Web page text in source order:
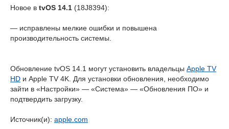
Новое в tvOS 14.1 (18J8394):
— исправлены мелкие ошибки и повышена
производительность системы.
Обновление tvOS 14.1 могут установить владельцы Apple TV
HD и Apple TV 4K. Для установки обновления, необходимо
зайти в «Настройки» — «Система» — «Обновления ПО» и
подтвердить загрузку.
Источник(и): apple.com